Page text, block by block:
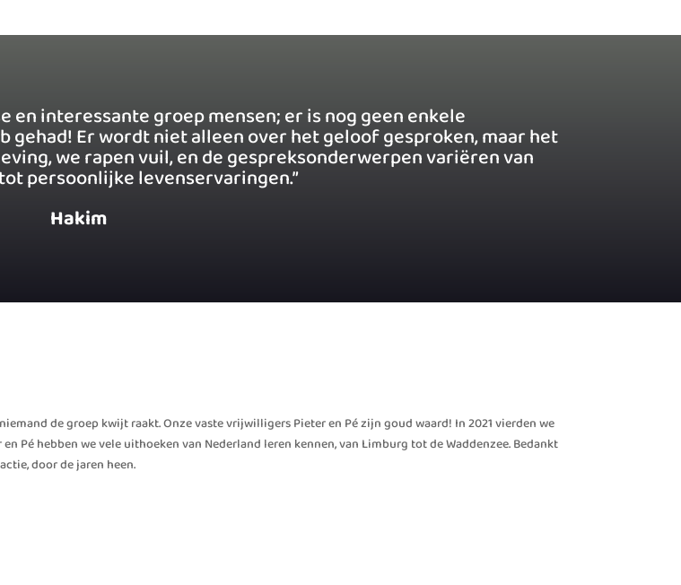
en interessante groep mensen; er is nog geen enkele
gehad! Er wordt niet alleen over het geloof gesproken, maar het
we rapen vuil, en de gespreksonderwerpen variëren van
persoonlijke levenservaringen.”
Hakim
de groep kwijt raakt. Onze vaste vrijwilligers Pieter en Pé zijn goud waard! In 2021 vierden we
Pé hebben we vele uithoeken van Nederland leren kennen, van Limburg tot de Waddenzee. Bedankt
door de jaren heen.